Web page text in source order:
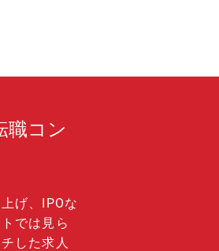
職コン
げ、IPOな
では見ら
した求人